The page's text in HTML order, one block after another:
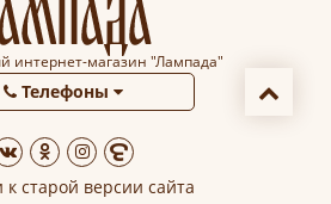
интернет-магазин "Лампада"
Телефоны
к старой версии сайта